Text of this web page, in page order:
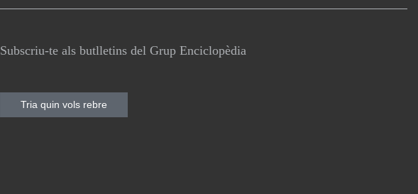
Subscriu-te als butlletins del Grup Enciclopèdia
Tria quin vols rebre